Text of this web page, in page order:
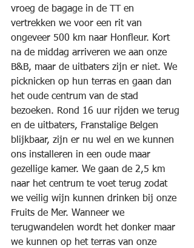
vroeg de bagage in de TT en
vertrekken we voor een rit van
ongeveer 500 km naar Honfleur. Kort
na de middag arriveren we aan onze
B&B, maar de uitbaters zijn er niet. We
picknicken op hun terras en gaan dan
het oude centrum van de stad
bezoeken. Rond 16 uur rijden we terug
en de uitbaters, Franstalige Belgen
blijkbaar, zijn er nu wel en we kunnen
ons installeren in een oude maar
gezellige kamer. We gaan de 2,5 km
naar het centrum te voet terug zodat
we veilig wijn kunnen drinken bij onze
Fruits de Mer. Wanneer we
terugwandelen wordt het donker maar
we kunnen op het terras van onze